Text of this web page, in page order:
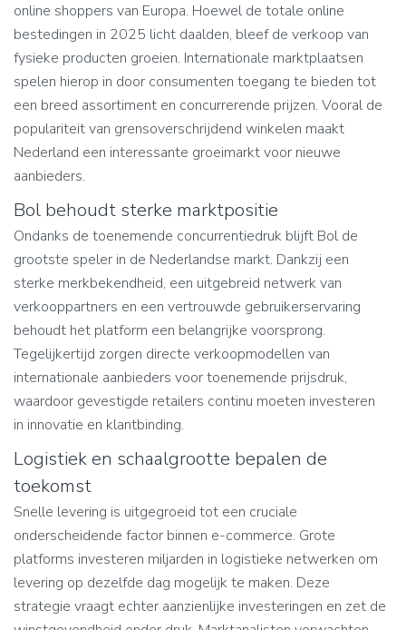
online shoppers van Europa. Hoewel de totale online
bestedingen in 2025 licht daalden, bleef de verkoop van
fysieke producten groeien. Internationale marktplaatsen
spelen hierop in door consumenten toegang te bieden tot
een breed assortiment en concurrerende prijzen. Vooral de
populariteit van grensoverschrijdend winkelen maakt
Nederland een interessante groeimarkt voor nieuwe
aanbieders.
Bol behoudt sterke marktpositie
Ondanks de toenemende concurrentiedruk blijft Bol de
grootste speler in de Nederlandse markt. Dankzij een
sterke merkbekendheid, een uitgebreid netwerk van
verkooppartners en een vertrouwde gebruikerservaring
behoudt het platform een belangrijke voorsprong.
Tegelijkertijd zorgen directe verkoopmodellen van
internationale aanbieders voor toenemende prijsdruk,
waardoor gevestigde retailers continu moeten investeren
in innovatie en klantbinding.
Logistiek en schaalgrootte bepalen de
toekomst
Snelle levering is uitgegroeid tot een cruciale
onderscheidende factor binnen e-commerce. Grote
platforms investeren miljarden in logistieke netwerken om
levering op dezelfde dag mogelijk te maken. Deze
strategie vraagt echter aanzienlijke investeringen en zet de